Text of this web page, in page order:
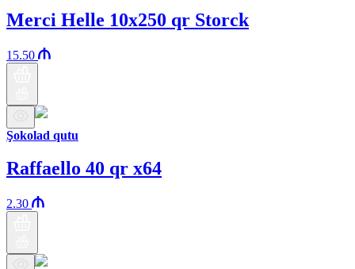
Merci Helle 10x250 qr Storck
15.50
Şokolad qutu
Raffaello 40 qr x64
2.30